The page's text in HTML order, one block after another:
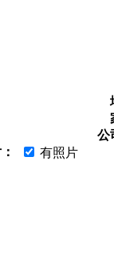
公
有照片